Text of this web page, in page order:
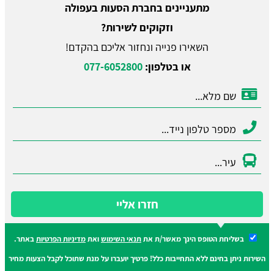
מתעניינים בחברת הסעות בעפולה
וזקוקים לשירות?
השאירו פנייה ונחזור אליכם בהקדם!
או בטלפון:077-6052800
חזרו אליי
בשליחת הטופס הינך מאשר/ת אתתנאי השימושואתמדיניות הפרטיותבאתר.
השירות ניתן בחינם ללא התחייבות כלל! פרטיך יועברו על מנת שתוכל לקבל הצעות מחיר